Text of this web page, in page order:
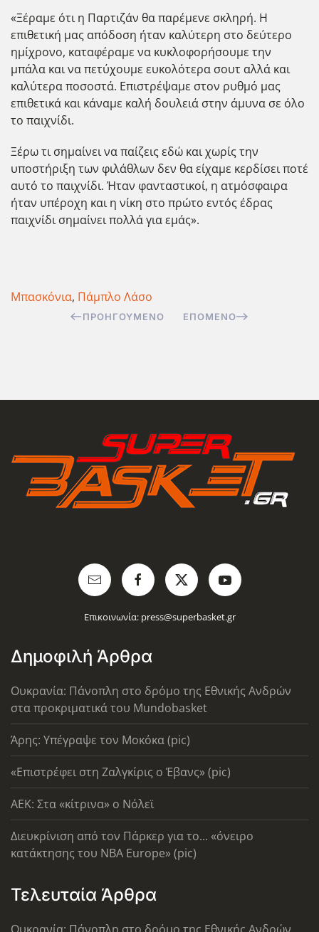
«Ξέραμε ότι η Παρτιζάν θα παρέμενε σκληρή. Η
επιθετική μας απόδοση ήταν καλύτερη στο δεύτερο
ημίχρονο, καταφέραμε να κυκλοφορήσουμε την
μπάλα και να πετύχουμε ευκολότερα σουτ αλλά και
καλύτερα ποσοστά. Επιστρέψαμε στον ρυθμό μας
επιθετικά και κάναμε καλή δουλειά στην άμυνα σε όλο
το παιχνίδι.
Ξέρω τι σημαίνει να παίζεις εδώ και χωρίς την
υποστήριξη των φιλάθλων δεν θα είχαμε κερδίσει ποτέ
αυτό το παιχνίδι. Ήταν φανταστικοί, η ατμόσφαιρα
ήταν υπέροχη και η νίκη στο πρώτο εντός έδρας
παιχνίδι σημαίνει πολλά για εμάς».
Μπασκόνια, Πάμπλο Λάσο
ΠΡΟΗΓΟΎΜΕΝΟ ΕΠΌΜΕΝΟ
Επικοινωνία: press@superbasket.gr
Δημοφιλή Άρθρα
Ουκρανία: Πάνοπλη στο δρόμο της Εθνικής Ανδρών
στα προκριματικά του Mundobasket
Άρης: Υπέγραψε τον Μοκόκα (pic)
«Επιστρέφει στη Ζαλγκίρις ο Έβανς» (pic)
AEK: Στα «κίτρινα» ο Νόλεϊ
Διευκρίνιση από τον Πάρκερ για το... «όνειρο
κατάκτησης του ΝΒΑ Europe» (pic)
Τελευταία Άρθρα